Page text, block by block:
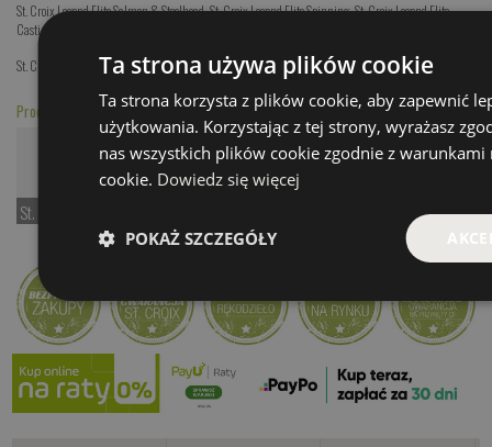
St. Croix Legend Elite Salmon & Steelhead,St. Croix Legend Elite Spinning,St. Croix Legend Elite
Casting
St. Croix
St. Croix Legend Elite
Produkty zakupione razem z tym
St. Croix Triumph Spinning
od 797.00 PLN
od 24.00 PLN
Kogut Black&Red
od 24.00 PLN
Koszulka CF Classic
Czekamy na dostawę
Kup teraz >
Ta strona używa plików cookie
Ta strona korzysta z plików cookie, aby zapewnić
użytkowania. Korzystając z tej strony, wyrażasz
nas wszystkich plików cookie zgodnie z
cookie. Dowiedz się więcej
POKAŻ SZCZEGÓŁY